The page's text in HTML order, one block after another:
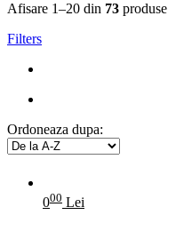
Afisare 1–20 din 73 produse
Filters
Ordoneaza dupa:
000 Lei